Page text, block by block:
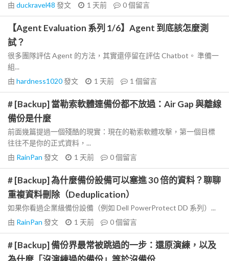
由 duckravel48 發文 1 天前 0個留言
【Agent Evaluation 系列 1/6】Agent 到底該怎麼測
試？
很多團隊評估 Agent 的方法，其實還停留在評估 Chatbot。 準備一
組...
由 hardness1020發文 1 天前 1 個留言
# [Backup] 當勒索軟體連備份都不放過：Air Gap 與離線
備份是什麼
前面幾篇提過一個殘酷的現實：現在的勒索軟體攻擊，第一個目標
往往不是你的正式資料，...
由 RainPan 發文 1 天前 0個留言
# [Backup] 為什麼備份設備可以塞進 30 倍的資料？聊聊
重複資料刪除（Deduplication）
如果你看過企業級備份設備（例如 Dell PowerProtect DD 系列）...
由 RainPan 發文 1 天前 0個留言
# [Backup] 備份界最常被跳過的一步：還原演練，以及